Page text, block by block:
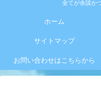
全てが余談か
ホーム
サイトマップ
お問い合わせはこちらから